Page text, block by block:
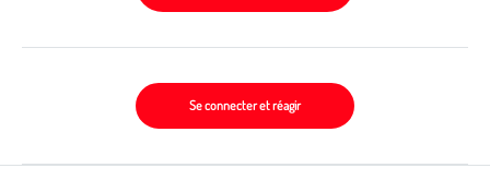
Se connecter et réagir